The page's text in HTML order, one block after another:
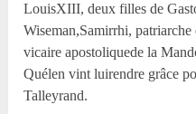
LouisXIII, deux filles de
Wiseman,Samirrhi,
vicaire apostoliquede la
Quélen vint luirendre grâce
Talleyrand.